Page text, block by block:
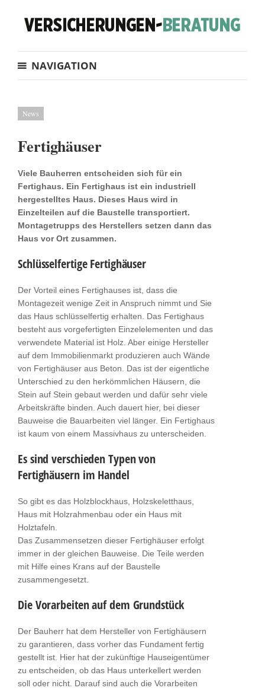
NAVIGATION
News
Fertighäuser
Viele Bauherren entscheiden sich für ein
Fertighaus. Ein Fertighaus ist ein industriell
hergestelltes Haus. Dieses Haus wird in
Einzelteilen auf die Baustelle transportiert.
Montagetrupps des Herstellers setzen dann das
Haus vor Ort zusammen.
Schlüsselfertige Fertighäuser
Der Vorteil eines Fertighauses ist, dass die
Montagezeit wenige Zeit in Anspruch nimmt und Sie
das Haus schlüsselfertig erhalten. Das Fertighaus
besteht aus vorgefertigten Einzelelementen und das
verwendete Material ist Holz. Aber einige Hersteller
auf dem Immobilienmarkt produzieren auch Wände
von Fertighäuser aus Beton. Das ist der eigentliche
Unterschied zu den herkömmlichen Häusern, die
Stein auf Stein gebaut werden und dafür sehr viele
Arbeitskräfte binden. Auch dauert hier, bei dieser
Bauweise die Bauarbeiten viel länger. Ein Fertighaus
ist kaum von einem Massivhaus zu unterscheiden.
Es sind verschieden Typen von
Fertighäusern im Handel
So gibt es das Holzblockhaus, Holzskeletthaus,
Haus mit Holzrahmenbau oder ein Haus mit
Holztafeln.
Das Zusammensetzen dieser Fertighäuser erfolgt
immer in der gleichen Bauweise. Die Teile werden
mit Hilfe eines Krans auf der Baustelle
zusammengesetzt.
Die Vorarbeiten auf dem Grundstück
Der Bauherr hat dem Hersteller von Fertighäusern
zu garantieren, dass vorher das Fundament fertig
gestellt ist. Hier hat der zukünftige Hauseigentümer
zu entscheiden, ob das Haus unterkellert werden
soll oder nicht. Darauf sind auch die Vorarbeiten